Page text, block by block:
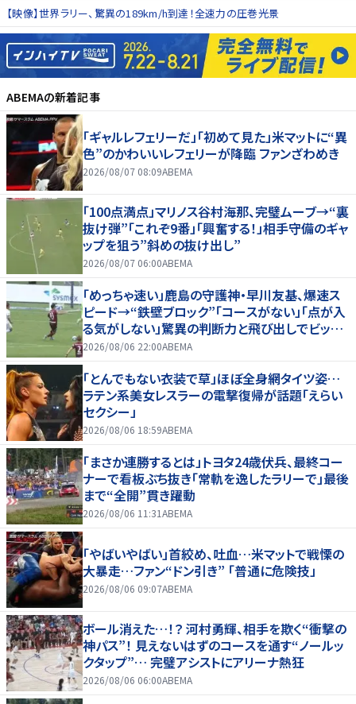
【映像】世界ラリー、驚異の189km/h到達！全速力の圧巻光景
ABEMAの新着記事
「ギャルレフェリーだ」「初めて見た」米マットに“異
色”のかわいいレフェリーが降臨 ファンざわめき
2026/08/07 08:09ABEMA
「100点満点」マリノス谷村海那、完璧ムーブ→“裏
抜け弾”「これぞ9番」「興奮する！」相手守備のギャ
ップを狙う”斜めの抜け出し”
2026/08/07 06:00ABEMA
「めっちゃ速い」鹿島の守護神・早川友基、爆速ス
ピード→“鉄壁ブロック”「コースがない」「点が入
る気がしない」驚異の判断力と飛び出しでビッグ
セーブ
2026/08/06 22:00ABEMA
「とんでもない衣装で草」ほぼ全身網タイツ姿…
ラテン系美女レスラーの電撃復帰が話題「えらい
セクシー」
2026/08/06 18:59ABEMA
「まさか連勝するとは」トヨタ24歳伏兵、最終コー
ナーで看板ぶち抜き「常軌を逸したラリーで」最後
まで“全開”貫き躍動
2026/08/06 11:31ABEMA
「やばいやばい」首絞め、吐血…米マットで戦慄の
大暴走…ファン“ドン引き” 「普通に危険技」
2026/08/06 09:07ABEMA
ボール消えた…！？ 河村勇輝、相手を欺く“衝撃の
神パス”！ 見えないはずのコースを通す“ノールッ
クタップ”… 完璧アシストにアリーナ熱狂
2026/08/06 06:00ABEMA